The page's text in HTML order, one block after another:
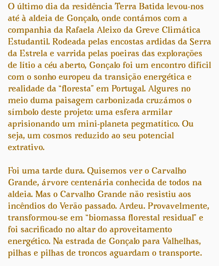
O último dia da residência Terra Batida levou-nos
até à aldeia de Gonçalo, onde contámos com a
companhia da Rafaela Aleixo da Greve Climática
Estudantil. Rodeada pelas encostas ardidas da Serra
da Estrela e varrida pelas poeiras das explorações
de lítio a céu aberto, Gonçalo foi um encontro difícil
com o sonho europeu da transição energética e
realidade da “floresta” em Portugal. Algures no
meio duma paisagem carbonizada cruzámos o
símbolo deste projeto: uma esfera armilar
aprisionando um mini-planeta pegmatítico. Ou
seja, um cosmos reduzido ao seu potencial
extrativo.
Foi uma tarde dura. Quisemos ver o Carvalho
Grande, árvore centenária conhecida de todos na
aldeia. Mas o Carvalho Grande não resistiu aos
incêndios do Verão passado. Ardeu. Provavelmente,
transformou-se em “biomassa florestal residual” e
foi sacrificado no altar do aproveitamento
energético. Na estrada de Gonçalo para Valhelhas,
pilhas e pilhas de troncos aguardam o transporte.